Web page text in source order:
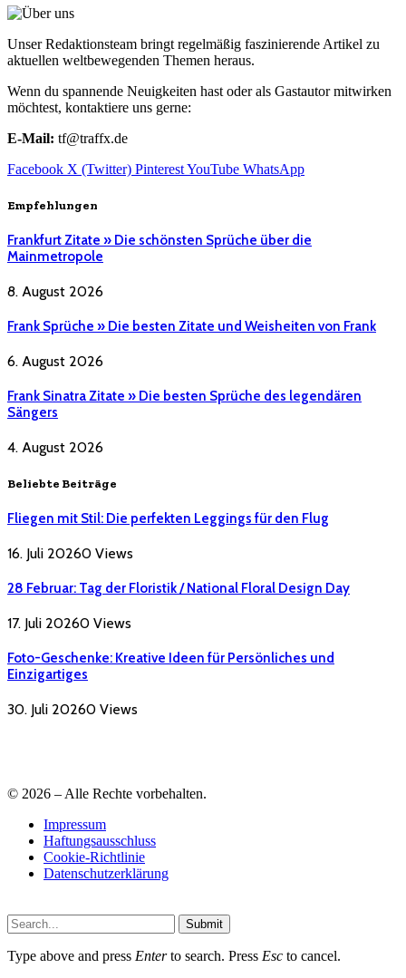
Unser Redaktionsteam bringt regelmäßig faszinierende Artikel zu
aktuellen weltbewegenden Themen heraus.
Wenn du spannende Neuigkeiten hast oder als Gastautor mitwirken
möchtest, kontaktiere uns gerne:
E-Mail: tf@traffx.de
Facebook X (Twitter) PinterestYouTube WhatsApp
Empfehlungen
Frankfurt Zitate » Die schönsten Sprüche über die
Mainmetropole
8. August 2026
Frank Sprüche » Die besten Zitate und Weisheiten von Frank
6. August 2026
Frank Sinatra Zitate » Die besten Sprüche des legendären
Sängers
4. August 2026
Beliebte Beiträge
Fliegen mit Stil: Die perfekten Leggings für den Flug
16. Juli 20260 Views
28 Februar: Tag der Floristik / National Floral Design Day
17. Juli 20260 Views
Foto-Geschenke: Kreative Ideen für Persönliches und
Einzigartiges
30. Juli 20260 Views
© 2026 – Alle Rechte vorbehalten.
Impressum
Haftungsausschluss
Cookie-Richtlinie
Datenschutzerklärung
Submit
Type above and press Enterto search. Press Esc to cancel.